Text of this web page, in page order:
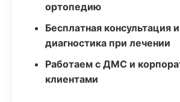
ортопедию
Бесплатная консультация и
диагностика при лечении
Работаем с ДМС и
клиентами